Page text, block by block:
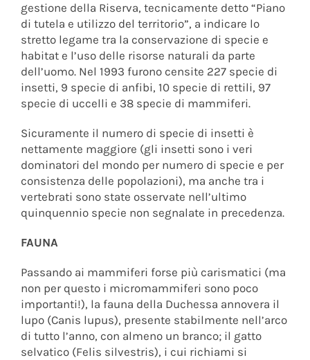
gestione della Riserva, tecnicamente detto “Piano
di tutela e utilizzo del territorio”, a indicare lo
stretto legame tra la conservazione di specie e
habitat e l’uso delle risorse naturali da parte
dell’uomo. Nel 1993 furono censite 227 specie di
insetti, 9 specie di anfibi, 10 specie di rettili, 97
specie di uccelli e 38 specie di mammiferi.
Sicuramente il numero di specie di insetti è
nettamente maggiore (gli insetti sono i veri
dominatori del mondo per numero di specie e per
consistenza delle popolazioni), ma anche tra i
vertebrati sono state osservate nell’ultimo
quinquennio specie non segnalate in precedenza.
FAUNA
Passando ai mammiferi forse più carismatici (ma
non per questo i micromammiferi sono poco
importanti!), la fauna della Duchessa annovera il
lupo (Canis lupus), presente stabilmente nell’arco
di tutto l’anno, con almeno un branco; il gatto
selvatico (Felis silvestris), i cui richiami si